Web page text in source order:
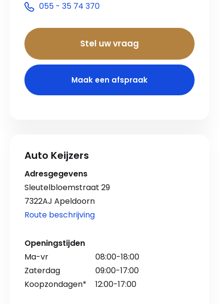
055 - 35 74 370
Stel uw vraag
Maak een afspraak
Auto Keijzers
Adresgegevens
Sleutelbloemstraat 29
7322AJ Apeldoorn
Route beschrijving
Openingstijden
Ma-vr
08:00-18:00
Zaterdag
09:00-17:00
Koopzondagen*
12:00-17:00